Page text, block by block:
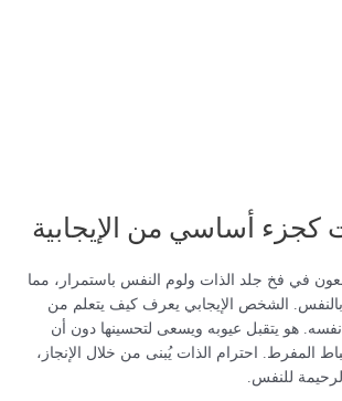
كجزء أساسي من الإيجابية
في فخ جلد الذات ولوم النفس باستمرار، مما
بالنفس. الشخص الإيجابي يعرف كيف يتعلم من
هو يتقبل عيوبه ويسعى لتحسينها دون أن
المفرط. احترام الذات يُبنى من خلال الإنجاز،
للنفس.